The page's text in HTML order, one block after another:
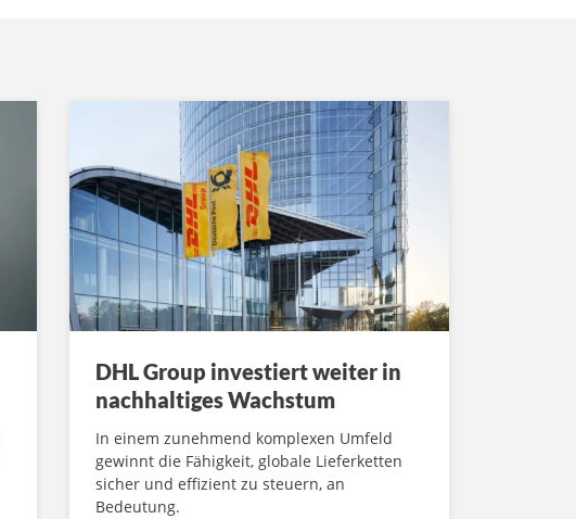
DHL Group investiert weiter in
nachhaltiges Wachstum
In einem zunehmend komplexen Umfeld
gewinnt die Fähigkeit, globale Lieferketten
sicher und effizient zu steuern, an
Bedeutung.